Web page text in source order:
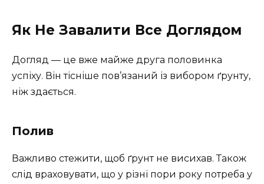
Як Не Завалити Все Доглядом
Догляд — це вже майже друга половинка
успіху. Він тісніше пов’язаний із вибором ґрунту,
ніж здається.
Полив
Важливо стежити, щоб ґрунт не висихав. Також
слід враховувати, що у різні пори року потреба у